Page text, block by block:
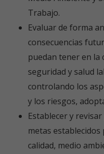
Trabajo.
Evaluar de forma
consecuencias
puedan tener en la
seguridad y salud
controlando los
y los riesgos,
Establecer y
metas
calidad, medio